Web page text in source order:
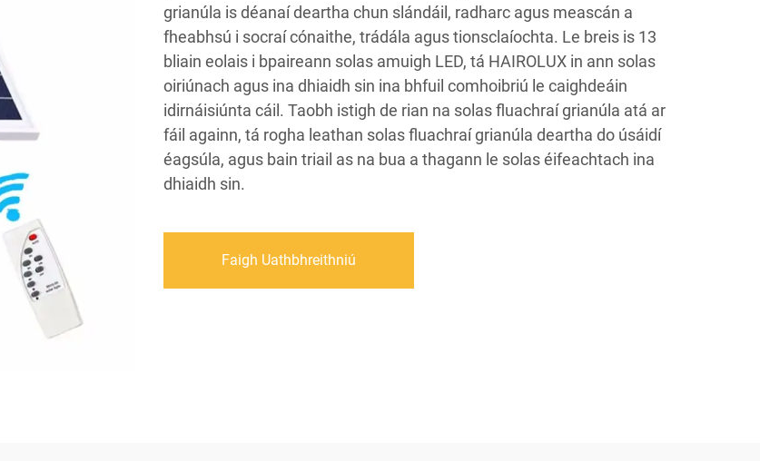
grianúla is déanaí deartha chun slándáil, radharc agus meascán a
fheabhsú i socraí cónaithe, trádála agus tionsclaíochta. Le breis is 13
bliain eolais i bpaireann solas amuigh LED, tá HAIROLUX in ann solas
oiriúnach agus ina dhiaidh sin ina bhfuil comhoibriú le caighdeáin
idirnáisiúnta cáil. Taobh istigh de rian na solas fluachraí grianúla atá ar
fáil againn, tá rogha leathan solas fluachraí grianúla deartha do úsáidí
éagsúla, agus bain triail as na bua a thagann le solas éifeachtach ina
dhiaidh sin.
Faigh Uathbhreithniú